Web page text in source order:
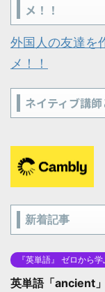
メ！！
外国人の友達を
メ！！
ネイティブ講
新着記事
『英単語』 ゼロから学
英単語「ancient